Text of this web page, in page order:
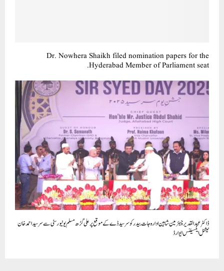
Dr. Nowhera Shaikh filed nomination papers for the
Hyderabad Member of Parliament seat.
ڈاکٹر عبدالقدیر چیئرمین شاہین ادارہ جات بیدر کو سر سید ڈے کے موقع پر علی گڑھ مسلم یونیورسٹی سے سر سید احمد خان
نیشنل ایکسیلنس ایوارڈ